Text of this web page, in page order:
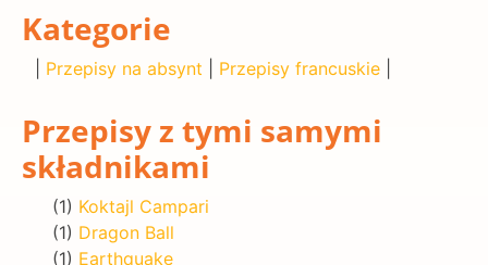
Kategorie
Przepisy na absynt Przepisy francuskie
Przepisy z tymi samymi
składnikami
(1) Koktajl Campari
(1) Dragon Ball
(1) Earthquake